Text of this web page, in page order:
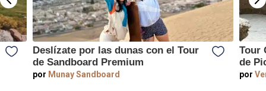
Deslízate por las dunas con el Tour
de Sandboard Premium
por Munay Sandboard
Tour
de
por